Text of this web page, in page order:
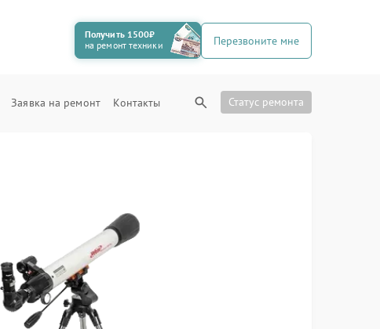
Получить 1500₽
на ремонт техники
Перезвоните мне
Заявка на ремонт Контакты Статус ремонта